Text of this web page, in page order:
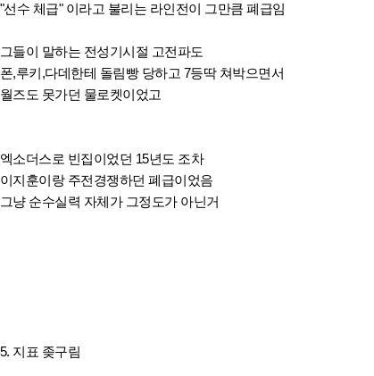
"선수 체급" 이라고 불리는 라인전이 그만큼 폐급임
그들이 말하는 전성기시절 고전파도
폰,루키,다데한테 돌림빵 당하고 7등딱 쳐박으면서
월즈도 못가던 물로켓이었고
엑소더스로 빈집이었던 15년도 조차
이지훈이랑 주전경쟁하던 폐급이었음
그냥 순수실력 자체가 그정도가 아닌거
5. 지표 좆구림